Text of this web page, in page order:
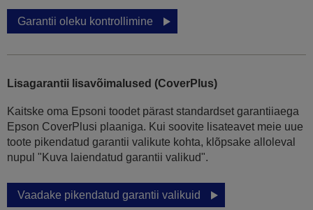
Garantii oleku kontrollimine
Lisagarantii lisavõimalused (CoverPlus)
Kaitske oma Epsoni toodet pärast standardset garantiiaega
Epson CoverPlusi plaaniga. Kui soovite lisateavet meie uue
toote pikendatud garantii valikute kohta, klõpsake alloleval
nupul "Kuva laiendatud garantii valikud".
Vaadake pikendatud garantii valikuid